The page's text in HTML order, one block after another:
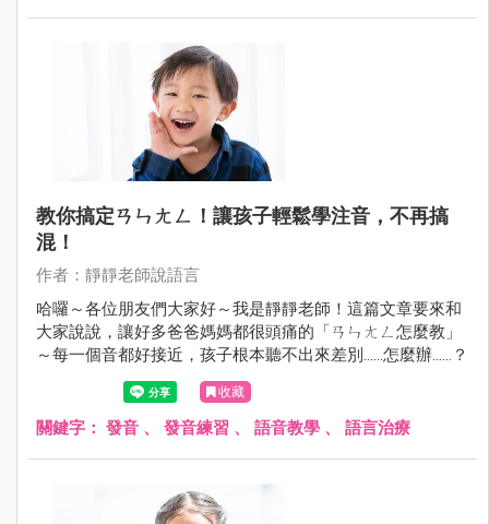
教你搞定ㄢㄣㄤㄥ！讓孩子輕鬆學注音，不再搞
混！
作者：靜靜老師說語言
哈囉～各位朋友們大家好～我是靜靜老師！這篇文章要來和
大家說說，讓好多爸爸媽媽都很頭痛的「ㄢㄣㄤㄥ怎麼教」
～每一個音都好接近，孩子根本聽不出來差別……怎麼辦……？
收藏
關鍵字： 發音 、 發音練習 、 語音教學 、 語言治療